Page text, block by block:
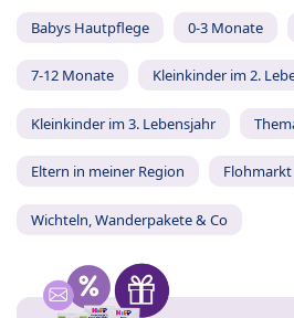
Babys Hautpflege 0-3 Monate
7-12 Monate Kleinkinder im 2.
Kleinkinder im 3. Lebensjahr
Eltern in meiner Region Flohmarkt
Wichteln, Wanderpakete & Co